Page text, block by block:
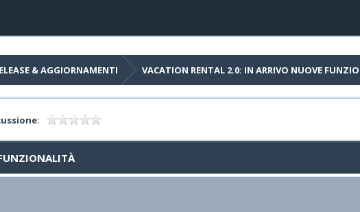
& AGGIORNAMENTI VACATION RENTAL 2.0: IN ARRIVO NUOVE